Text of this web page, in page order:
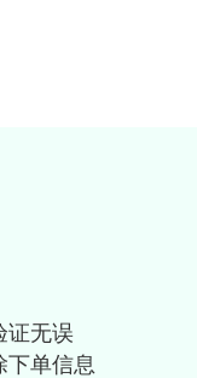
证无误
下单信息